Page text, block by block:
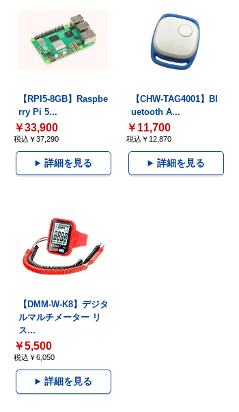
【RPI5-8GB】Raspbe
rry Pi 5...
￥33,900
税込￥37,290
詳細を見る
【CHW-TAG4001】Bl
uetooth A...
￥11,700
税込￥12,870
詳細を見る
【DMM-W-K8】デジタ
ルマルチメーター リ
ス...
￥5,500
税込￥6,050
詳細を見る